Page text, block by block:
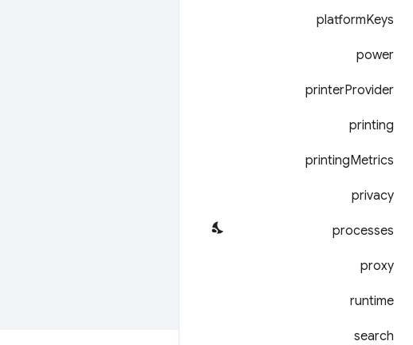
platformKeys
power
printerProvider
printing
printingMetrics
privacy
processes
proxy
runtime
search